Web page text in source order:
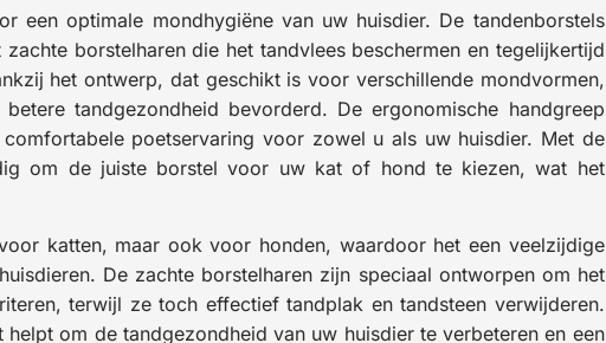
een optimale mondhygiëne van uw huisdier. De tandenborstels
borstelharen die het tandvlees beschermen en tegelijkertijd
het ontwerp, dat geschikt is voor verschillende mondvormen,
tandgezondheid bevorderd. De ergonomische handgreep
poetservaring voor zowel u als uw huisdier. Met de
om de juiste borstel voor uw kat of hond te kiezen, wat het
katten, maar ook voor honden, waardoor het een veelzijdige
De zachte borstelharen zijn speciaal ontworpen om het
terwijl ze toch effectief tandplak en tandsteen verwijderen.
om de tandgezondheid van uw huisdier te verbeteren en een